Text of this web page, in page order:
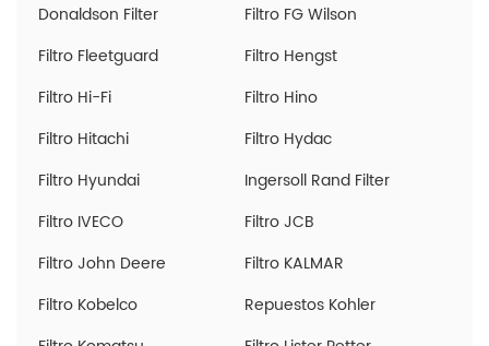
Donaldson Filter
Filtro FG Wilson
Filtro Fleetguard
Filtro Hengst
Filtro Hi-Fi
Filtro Hino
Filtro Hitachi
Filtro Hydac
Filtro Hyundai
Ingersoll Rand Filter
Filtro IVECO
Filtro JCB
Filtro John Deere
Filtro KALMAR
Filtro Kobelco
Repuestos Kohler